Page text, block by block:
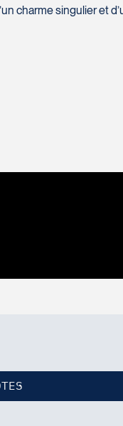
charme singulier et